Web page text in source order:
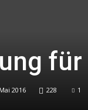
2016 228 1